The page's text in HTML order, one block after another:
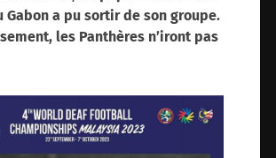
a pu sortir de son groupe.
les Panthères n’iront pas